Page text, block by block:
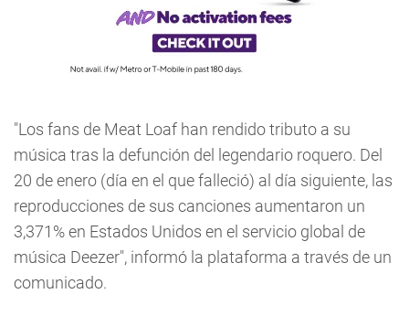
"Los fans de Meat Loaf han rendido tributo a su
música tras la defunción del legendario roquero. Del
20 de enero (día en el que falleció) al día siguiente, las
reproducciones de sus canciones aumentaron un
3,371% en Estados Unidos en el servicio global de
música Deezer", informó la plataforma a través de un
comunicado.